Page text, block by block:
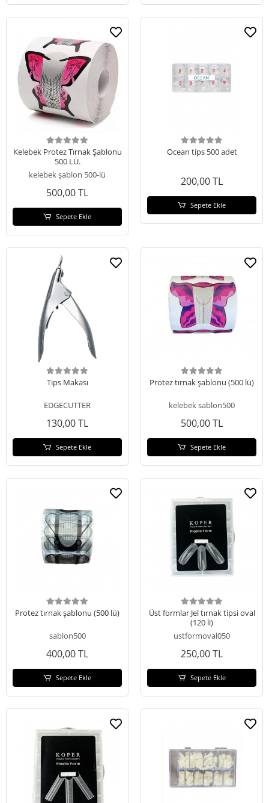
Kelebek Protez Tırnak Şablonu
500 LÜ.
kelebek şablon 500-lü
500,00 TL
Sepete Ekle
Ocean tips 500 adet
200,00 TL
Sepete Ekle
Tips Makası
EDGECUTTER
130,00 TL
Sepete Ekle
Protez tırnak şablonu (500 lü)
kelebek sablon500
500,00 TL
Sepete Ekle
Protez tırnak şablonu (500 lü)
sablon500
400,00 TL
Sepete Ekle
Üst formlar Jel tırnak tipsi oval
(120 li)
ustformoval050
250,00 TL
Sepete Ekle